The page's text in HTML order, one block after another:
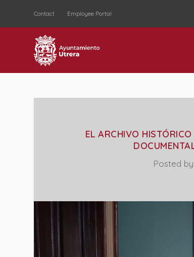
Contact Employee Portal
EL ARCHIVO
Posted